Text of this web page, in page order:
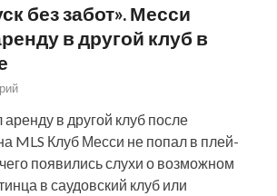
без забот». Месси
в другой клуб в
в другой клуб после
MLS Клуб Месси не попал в плей-
появились слухи о возможном
в саудовский клуб или